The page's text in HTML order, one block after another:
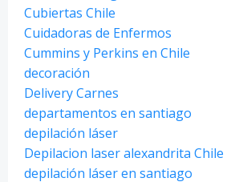
Cubiertas Chile
Cuidadoras de Enfermos
Cummins y Perkins en Chile
decoración
Delivery Carnes
departamentos en santiago
depilación láser
Depilacion laser alexandrita Chile
depilación láser en santiago